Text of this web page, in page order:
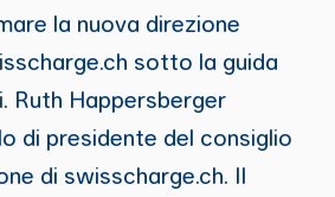
la nuova direzione
sotto la guida
Ruth Happersberger
di presidente del consiglio
di swisscharge.ch. Il